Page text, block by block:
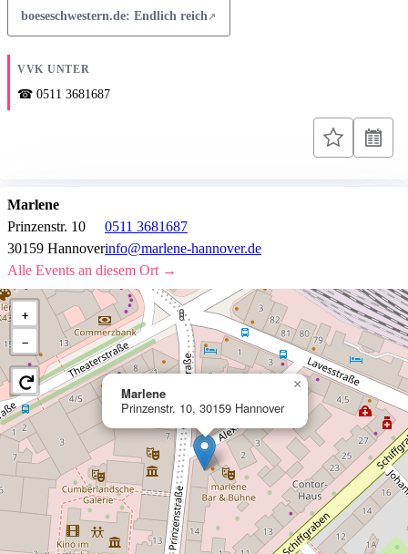
boeseschwestern.de: Endlich reich
VVK UNTER
0511 3681687
Marlene
Prinzenstr. 10
30159 Hannover
0511 3681687
info@marlene-hannover.de
Alle Events an diesem Ort →
Marlene
Prinzenstr. 10, 30159 Hannover
×
+
−